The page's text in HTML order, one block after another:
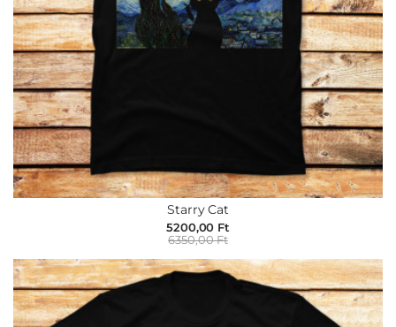
Starry Cat
5200,00 Ft
6350,00 Ft